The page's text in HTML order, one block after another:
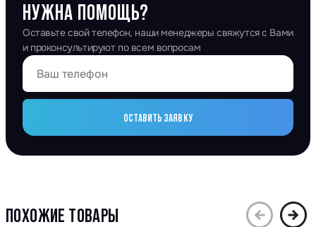
НУЖНА ПОМОЩЬ?
Оставьте свой телефон, наши менеджеры свяжутся с Вами
и проконсультируют по всем вопросам
ОСТАВИТЬ ЗАЯВКУ
ПОХОЖИЕ ТОВАРЫ